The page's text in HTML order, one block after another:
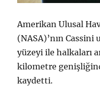
Amerikan Ulusal
(NASA)’nın Cassini
yüzeyi ile halkaları
kilometre
kaydetti.